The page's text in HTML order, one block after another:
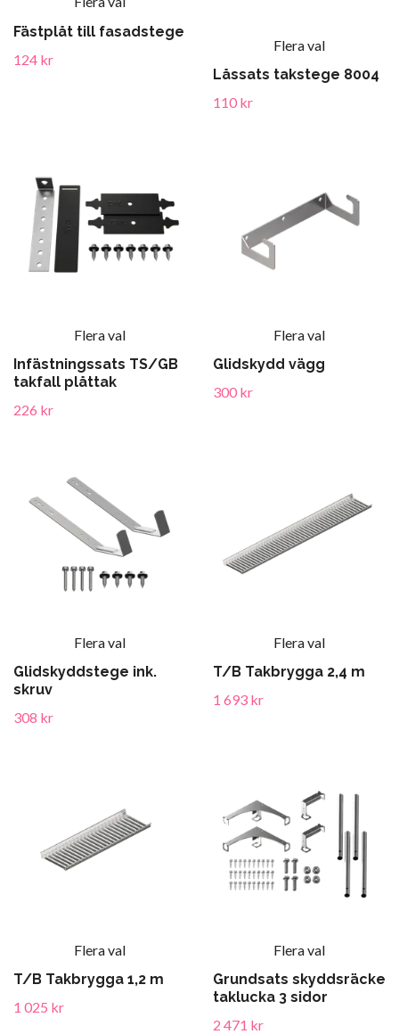
Fästplåt till fasadstege
124 kr
Flera val
Låssats takstege 8004
110 kr
Flera val
Infästningssats TS/GB
takfall plåttak
226 kr
Flera val
Glidskydd vägg
300 kr
Flera val
Glidskyddstege ink.
skruv
308 kr
Flera val
T/B Takbrygga 2,4 m
1 693 kr
Flera val
T/B Takbrygga 1,2 m
1 025 kr
Flera val
Grundsats skyddsräcke
taklucka 3 sidor
2 471 kr